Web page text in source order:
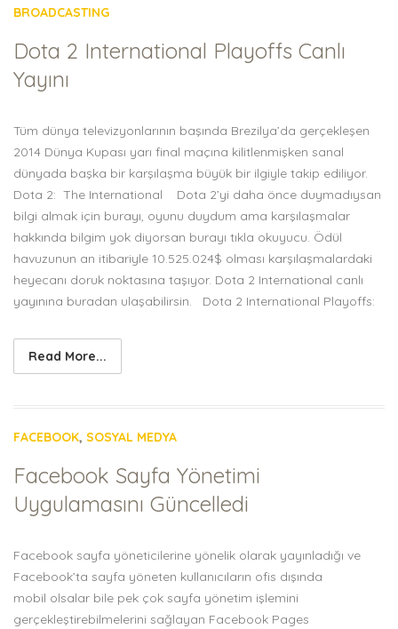
BROADCASTING
Dota 2 International Playoffs Canlı
Yayını
Tüm dünya televizyonlarının başında Brezilya’da gerçekleşen
2014 Dünya Kupası yarı final maçına kilitlenmişken sanal
dünyada başka bir karşılaşma büyük bir ilgiyle takip ediliyor.
Dota 2: The International Dota 2’yi daha önce duymadıysan
bilgi almak için burayı, oyunu duydum ama karşılaşmalar
hakkında bilgim yok diyorsan burayı tıkla okuyucu. Ödül
havuzunun an itibariyle 10.525.024$ olması karşılaşmalardaki
heyecanı doruk noktasına taşıyor. Dota 2 International canlı
yayınına buradan ulaşabilirsin. Dota 2 International Playoffs:
Read More...
FACEBOOK, SOSYAL MEDYA
Facebook Sayfa Yönetimi
Uygulamasını Güncelledi
Facebook sayfa yöneticilerine yönelik olarak yayınladığı ve
Facebook’ta sayfa yöneten kullanıcıların ofis dışında
mobil olsalar bile pek çok sayfa yönetim işlemini
gerçekleştirebilmelerini sağlayan Facebook Pages